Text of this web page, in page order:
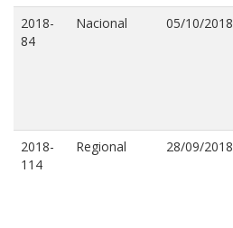
2018-
84
Nacional 05/10/2018
2018-
114
Regional 28/09/2018